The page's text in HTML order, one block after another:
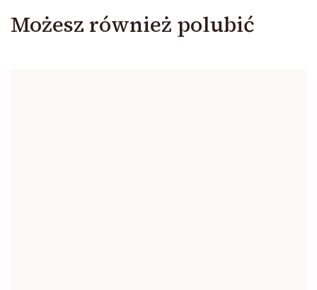
Możesz również polubić